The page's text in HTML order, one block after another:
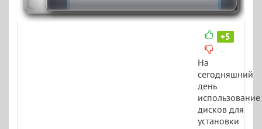
+5
На
сегодняшний
день
использование
дисков для
установки